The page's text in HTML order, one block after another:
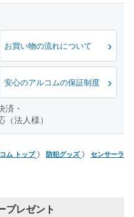
お買い物の流れについて
安心のアルコムの保証制度
済・
法人様）
ム トップ 防犯グッズ センサーライ
プレゼント